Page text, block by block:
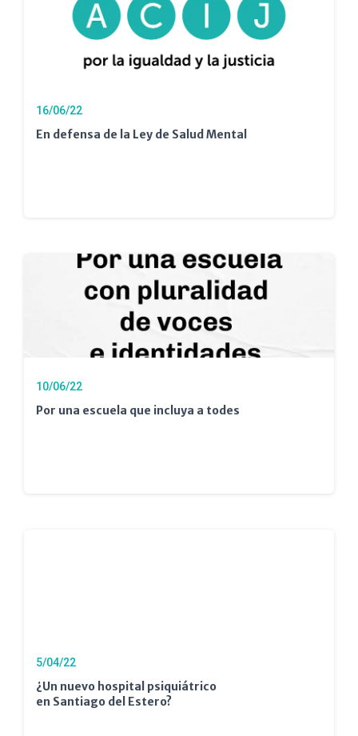
16/06/22
En defensa de la Ley de Salud Mental
10/06/22
Por una escuela que incluya a todes
5/04/22
¿Un nuevo hospital psiquiátrico
en Santiago del Estero?